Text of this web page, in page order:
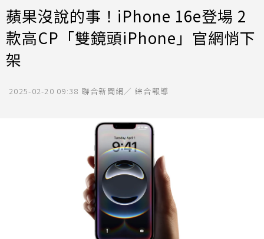
蘋果沒說的事！iPhone 16e登場 2
款高CP「雙鏡頭iPhone」官網悄下
架
2025-02-20 09:38 聯合新聞網／ 綜合報導